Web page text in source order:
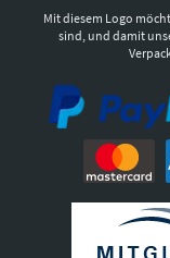
Mit diesem Logo
sind, und damit